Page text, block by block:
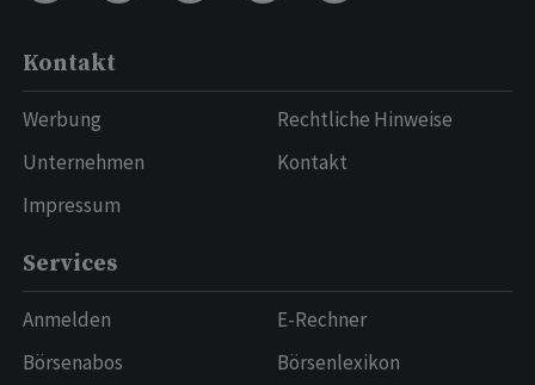
Kontakt
Werbung
Unternehmen
Impressum
Rechtliche Hinweise
Kontakt
Services
Anmelden
Börsenabos
E-Rechner
Börsenlexikon